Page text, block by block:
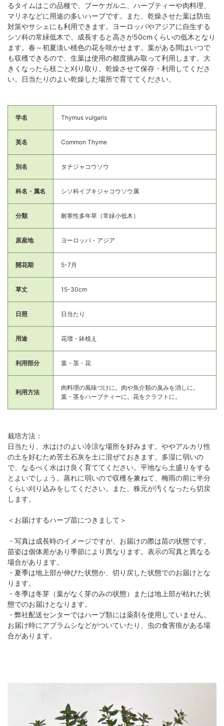
るタイムはこの品種で、ブーケガルニ、ハーブティーや肉料理、
マリネなどに用途の多いハーブです。また、乾燥させた葉は防虫
対策やサシェにも利用できます。ヨーロッパやアジアに自生する
シソ科の常緑低木で、成長すると高さが50cmくらいの低木となり
ます。春～初夏淡い桃色の花を咲かせます。葉がある間はいつで
も収穫できるので、生葉は使用の都度摘み取って利用します。大
きくなったら枝ごと刈り取り、乾燥させて保存・利用してくださ
い。日当たりのよい乾燥した場所で育ててください。
学名 Thymus vulgaris
英名 Common Thyme
別名 タチジャコウソウ
科名・属名 シソ科イブキジャコウソウ属
分類 耐寒性多年草（常緑小低木）
原産地 ヨーロッパ・アジア
開花期 5-7月
草丈 15-30cm
日照 日当たり
用途 花壇・鉢植え
利用部分 葉・茎・花
利用方法
肉料理の風味づけに。肉や魚介類の臭みを消しに。
葉・茎をハーブティーに。花をクラフトに。
栽培方法：
日当たり、水はけのよい冷涼な場所を好みます。ややアルカリ性
の土を好むため苦土石灰を土に混ぜておきます。多湿に弱いの
で、なるべく水はけ良く育ててください。平地なら土盛りをする
とよいでしょう。蒸れに弱いので収穫を兼ねて、梅雨の前に半分
くらい刈り込みをしてください。また、株元が汚くなったら切戻
します。
＜お届けするハーブ苗につきまして＞
・写真は成長時のイメージですが、お届けの際は苗の状態です。
苗姿は個体差があり季節により異なります。表示の写真と異なる
場合があります。
・夏季は地上部が伸びた状態か、切り戻した状態でのお届けとな
ります。
・冬季は冬芽（葉がなく芽のみの状態）または地上部が枯れた状
態でのお届けとなります。
・弊社配送センターではハーブ類には薬剤を使用していません。
お届け時にアブラムシなどがついていたり、虫の食害痕がある場
合があります。